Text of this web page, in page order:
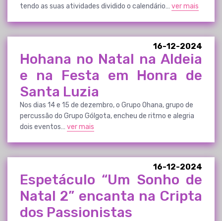
tendo as suas atividades dividido o calendário… ver mais
16-12-2024
Hohana no Natal na Aldeia
e na Festa em Honra de
Santa Luzia
Nos dias 14 e 15 de dezembro, o Grupo Ohana, grupo de
percussão do Grupo Gólgota, encheu de ritmo e alegria
dois eventos… ver mais
16-12-2024
Espetáculo “Um Sonho de
Natal 2” encanta na Cripta
dos Passionistas